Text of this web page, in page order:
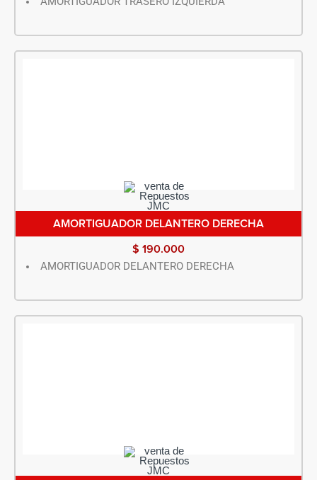
AMORTIGUADOR DELANTERO DERECHA
$ 190.000
AMORTIGUADOR DELANTERO DERECHA